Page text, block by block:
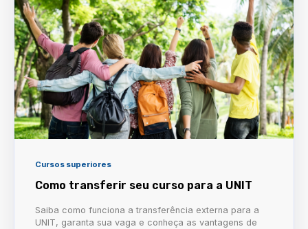
Cursos superiores
Como transferir seu curso para a UNIT
Saiba como funciona a transferência externa para a
UNIT, garanta sua vaga e conheça as vantagens de